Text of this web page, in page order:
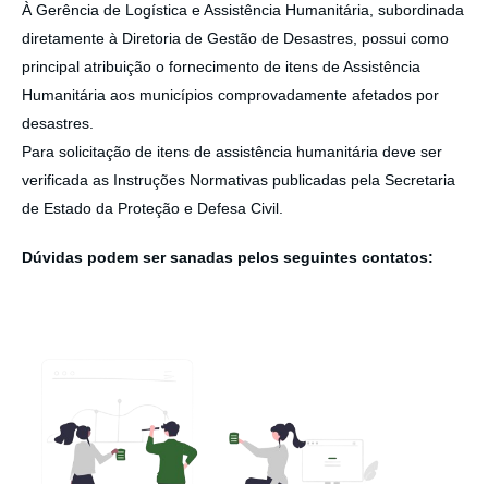
À Gerência de Logística e Assistência Humanitária, subordinada
diretamente à Diretoria de Gestão de Desastres, possui como
principal atribuição o fornecimento de itens de Assistência
Humanitária aos municípios comprovadamente afetados por
desastres.
Para solicitação de itens de assistência humanitária deve ser
verificada as Instruções Normativas publicadas pela Secretaria
de Estado da Proteção e Defesa Civil.
Dúvidas podem ser sanadas pelos seguintes contatos: